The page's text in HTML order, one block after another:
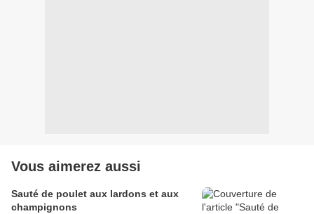
Vous aimerez aussi
Sauté de poulet aux lardons et aux
champignons